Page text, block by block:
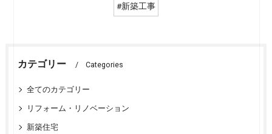
#新築工事
カテゴリー Categories
全てのカテゴリー
リフォーム・リノベーション
新築住宅